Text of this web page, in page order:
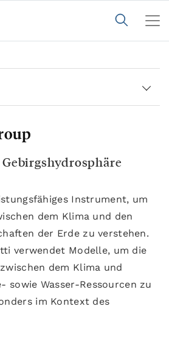
Instrument, um
dem Klima und den
der Erde zu verstehen.
verwendet Modelle, um die
dem Klima und
sowie Wasser-Ressourcen zu
im Kontext des